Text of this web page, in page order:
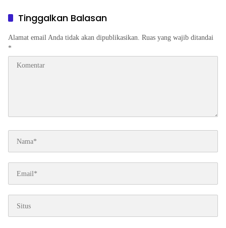
Tinggalkan Balasan
Alamat email Anda tidak akan dipublikasikan. Ruas yang wajib ditandai
*